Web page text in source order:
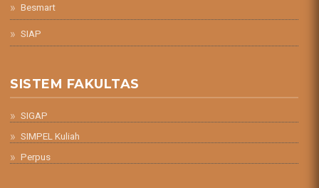
Besmart
SIAP
SISTEM FAKULTAS
SIGAP
SIMPEL Kuliah
Perpus